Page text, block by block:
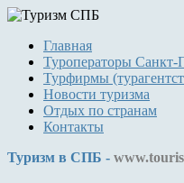
Главная
Туроператоры Санкт-
Турфирмы
Новости туризма
Отдых по странам
Контакты
Туризм в СПБ -